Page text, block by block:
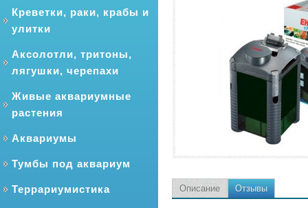
Креветки, раки, крабы и
улитки
Аксолотли, тритоны,
лягушки, черепахи
Живые аквариумные
растения
Аквариумы
Тумбы под аквариум
Террариумистика Описание Отзывы